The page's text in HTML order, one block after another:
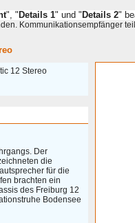
", " Details 1" und " Details 2"
Kommunikationsempfänger
12 Stereo
Der
die
für die
brachten ein
des Freiburg 12
Bodensee